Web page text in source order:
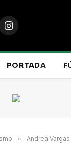
Instagram
PORTADA
» Andrea